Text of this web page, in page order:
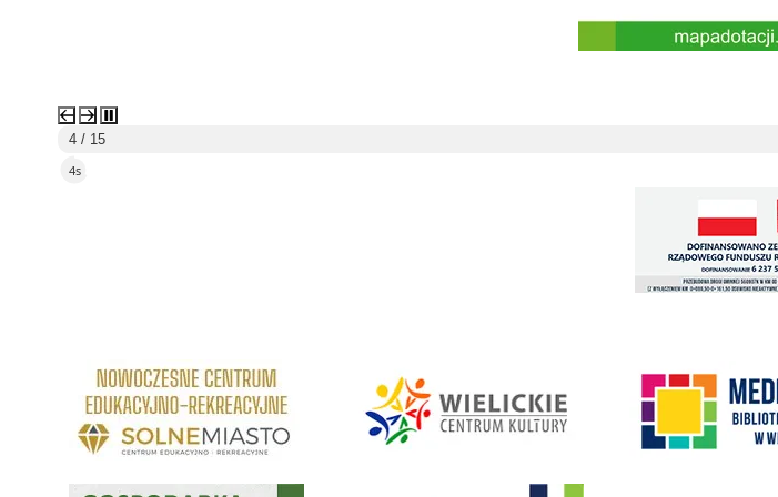
4 / 15
1s
link do strony Centrum Edukacyjno Rekreacyjne
Gospodarka odpadami na terenie Miasta i Gminy Wieliczka